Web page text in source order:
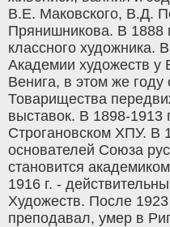
В.Е. Маковского, В.Д.
Прянишникова. В 1888
классного художника.
Академии художеств
Венига, в этом же году
Товарищества
выставок. В 1898-1913
Строгановском ХПУ. В
основателей Союза
становится
1916 г. -
Художеств. После
преподавал, умер в